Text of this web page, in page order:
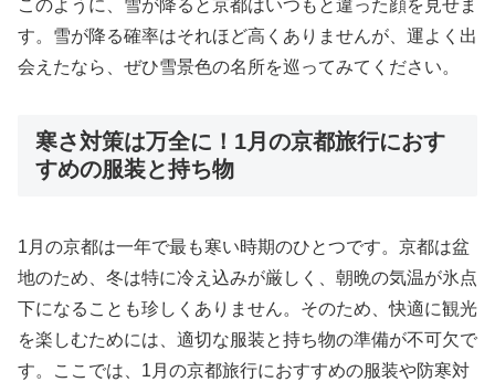
このように、雪が降ると京都はいつもと違った顔を見せま
す。雪が降る確率はそれほど高くありませんが、運よく出
会えたなら、ぜひ雪景色の名所を巡ってみてください。
寒さ対策は万全に！1月の京都旅行におす
すめの服装と持ち物
1月の京都は一年で最も寒い時期のひとつです。京都は盆
地のため、冬は特に冷え込みが厳しく、朝晩の気温が氷点
下になることも珍しくありません。そのため、快適に観光
を楽しむためには、適切な服装と持ち物の準備が不可欠で
す。ここでは、1月の京都旅行におすすめの服装や防寒対